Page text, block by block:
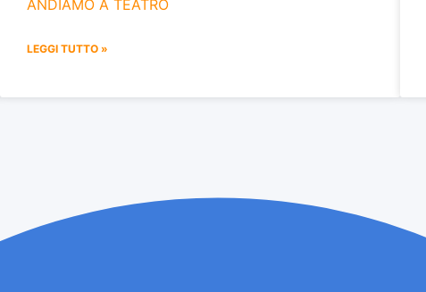
ANDIAMO A TEATRO
LEGGI TUTTO »